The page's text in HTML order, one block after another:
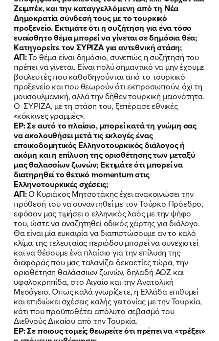
ΠΟΙΑ ΕΙΜΑΙ
ΕΡΓΟ
ΕΚΔΗΛΩΣΕΙΣ
ΝΕΑ
ΕΛΑ ΚΙ ΕΣΥ
FB IN TW YT LN VB TIKTOK
Ζειμπέκ, και την καταγγελλόμενη από τη Νέα
Δημοκρατία σύνδεσή τους με το τουρκικό
προξενείο. Εκτιμάτε ότι η συζήτηση για ένα τόσο
ευαίσθητο θέμα μπορεί να γίνεται σε δημόσια θέα;
Κατηγορείτε τον ΣΥΡΙΖΑ για αντεθνική στάση;
ΑΠ:Το θέμα είναι δημόσιο, συνεπώς η συζήτησή του
πρέπει να γίνεται. Είναι πολύ σημαντικό να μην έχουμε
βουλευτές που καθοδηγούνται από το τουρκικό
προξενείο και που θεωρούν ότι εκπροσωπούν, όχι τη
μουσουλμανική, αλλά την δήθεν τουρκική μειονότητα.
Ο ΣΥΡΙΖΑ, με τη στάση του, ξεπέρασε εθνικές
«κόκκινες γραμμές».
ΕΡ: Σε αυτό το πλαίσιο, μπορεί κατά τη γνώμη σας
να ακολουθήσει μετά τις εκλογές ένας
εποικοδομητικός Ελληνοτουρκικός διάλογος ή
ακόμη και η επίλυση της οριοθέτησης των μεταξύ
μας θαλασσίων ζωνών; Εκτιμάτε ότι μπορεί να
διατηρηθεί το θετικό momentum στις
Ελληνοτουρκικές σχέσεις;
ΑΠ:Ο Κυριάκος Μητσοτάκης έχει ανακοινώσει την
πρόθεσή του να συναντηθεί με τον Τούρκο Πρόεδρο,
εφόσον μας τιμήσει ο ελληνικός λαός με την ψήφο
του, ώστε να αναζητηθεί οδικός χάρτης για διάλογο.
Θα είναι μία ευκαιρία να διαπιστώσουμε αν το καλό
κλίμα της τελευταίας περιόδου μπορεί να συνεχιστεί
και να θέσουμε ένα πλαίσιο για την επίλυση της
διαφοράς που μας ταλανίζει δεκαετίες τώρα, την
οριοθέτηση θαλάσσιων ζωνών, δηλαδή ΑΟΖ και
υφαλοκρηπίδα, στο Αιγαίο και την Ανατολική
Μεσόγειο. Όπως καλά γνωρίζετε, η Ελλάδα επιθυμεί
και επιδιώκει σχέσεις καλής γειτονίας με την Τουρκία,
κάτι που προϋποθέτει απόλυτο σεβασμό του
Διεθνούς Δικαίου από την Τουρκία.
ΕΡ: Σε ποιους τομείς θεωρείτε ότι πρέπει να «τρέξει»